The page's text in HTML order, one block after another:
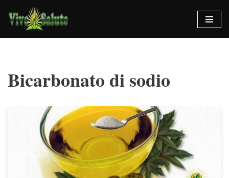
Vai
al
Bicarbonato di sodio